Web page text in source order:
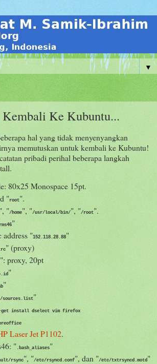
▼
Ke Kubuntu...
hal yang tidak menyenyangkan
memutuskan untuk kembali ke Kubuntu!
pribadi perihal beberapa langkah
80x25 Monospace 15pt.
"root".
", "/home", "/usr/local/bin/", "/root".
rms46"
address "152.118.28.88"
" (proxy)
proxy, 20pt
"
"
sources.list"
get install dselect vim firefox
Laser Jet P1102.
" .bash_aliases"
rsync", "/etc/rsyncd.conf", dan "/etc/txtrsyncd.motd "